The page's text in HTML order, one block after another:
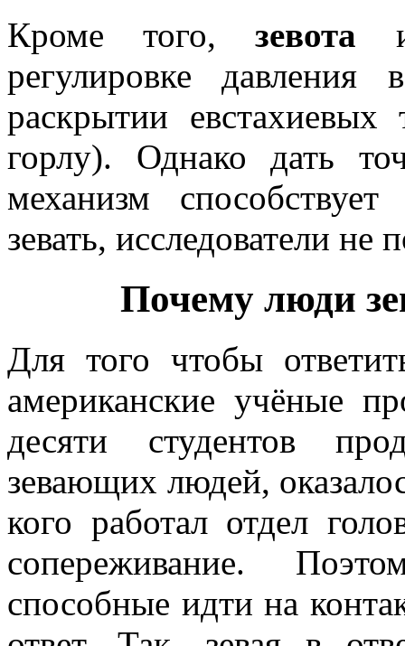
Кроме того,зевота
регулировке
раскрытии
горлу). Однако дать
механизм
зевать, исследователи не
Почему люди
Для того чтобы
американские учёные
десяти студентов
зевающих людей,
кого работал отдел
сопереживание.
способные идти на